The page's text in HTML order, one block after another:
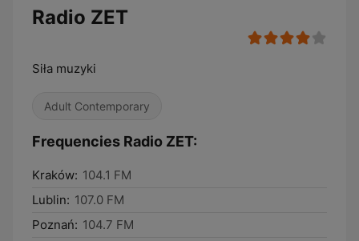
Radio ZET
Siła muzyki
Adult Contemporary
Frequencies Radio ZET:
Kraków: 104.1 FM
Lublin: 107.0 FM
Poznań: 104.7 FM